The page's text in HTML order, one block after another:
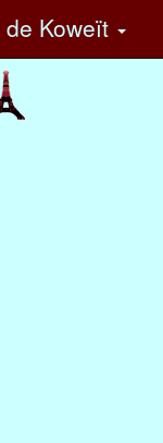
de Koweït